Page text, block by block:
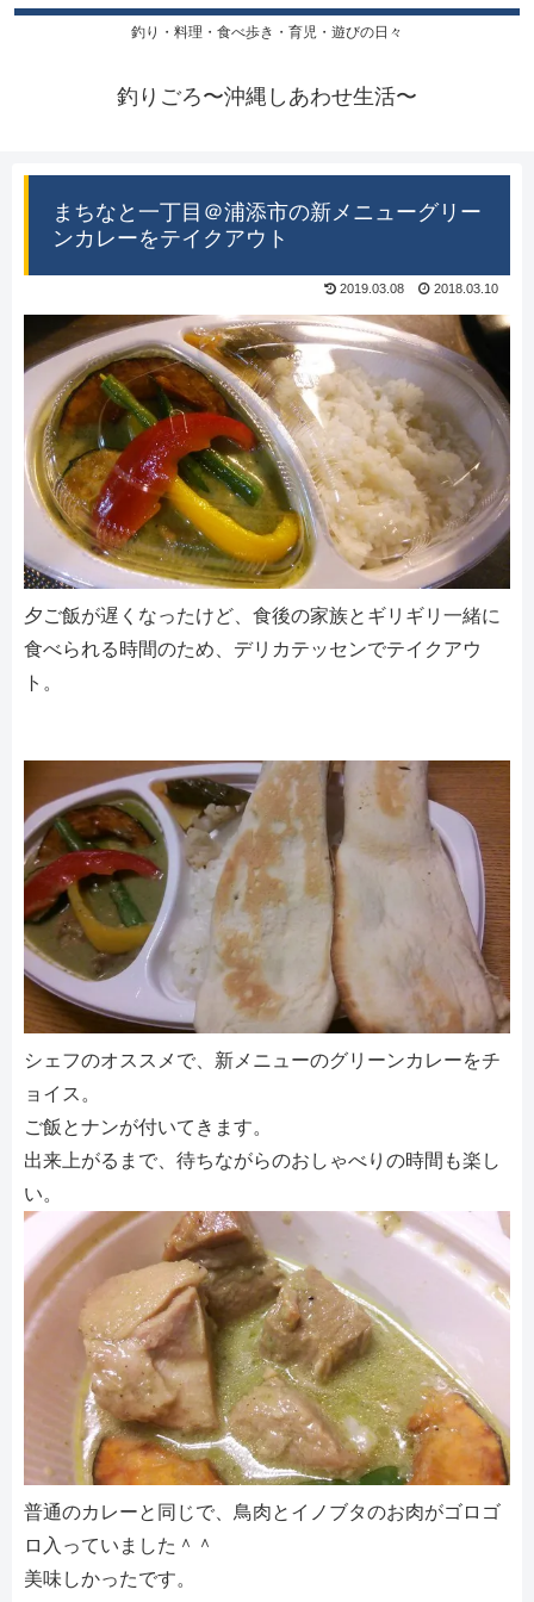
釣り・料理・食べ歩き・育児・遊びの日々
釣りごろ〜沖縄しあわせ生活〜
まちなと一丁目＠浦添市の新メニューグリー
ンカレーをテイクアウト
2019.03.08 2018.03.10
夕ご飯が遅くなったけど、食後の家族とギリギリ一緒に
食べられる時間のため、デリカテッセンでテイクアウ
ト。
シェフのオススメで、新メニューのグリーンカレーをチ
ョイス。
ご飯とナンが付いてきます。
出来上がるまで、待ちながらのおしゃべりの時間も楽し
い。
普通のカレーと同じで、鳥肉とイノブタのお肉がゴロゴ
ロ入っていました＾＾
美味しかったです。